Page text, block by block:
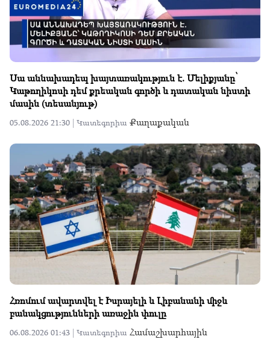
Սա աննախադեպ խայտառակություն է. Մելիքյանը՝
Կաթողիկոսի դեմ քրեական գործի և դատական նիստի
մասին (տեսանյութ)
05.08.2026 21:30 | Կատեգորիա Քաղաքական
Հռոմում ավարտվել է Իսրայելի և Լիբանանի միջև
բանակցությունների առաջին փուլը
06.08.2026 01:43 | Կատեգորիա Համաշխարհային